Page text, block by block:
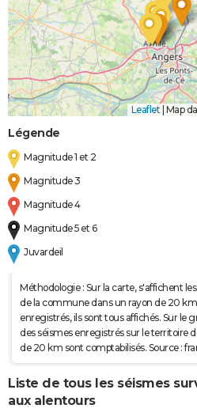
Leaflet Map
Légende
Magnitude 1 et 2
Magnitude 3
Magnitude 4
Magnitude 5 et 6
Juvardeil
Méthodologie : Sur la carte, s'affichent
de la commune dans un rayon de 20
enregistrés, ils sont tous affichés. Sur le
des séismes enregistrés sur le territoire
de 20 km sont comptabilisés. Source :
Liste de tous les séismes
aux alentours